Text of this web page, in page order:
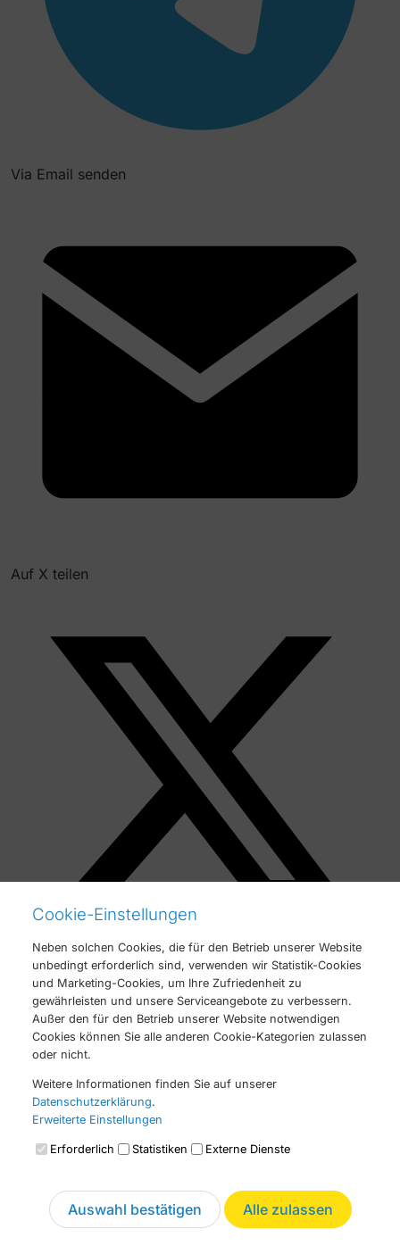
Via Email senden
Auf X teilen
Auf LinkedIn teilen
Cookie-Einstellungen
Neben solchen Cookies, die für den Betrieb unserer Website
unbedingt erforderlich sind, verwenden wir Statistik-Cookies
und Marketing-Cookies, um Ihre Zufriedenheit zu
gewährleisten und unsere Serviceangebote zu verbessern.
Außer den für den Betrieb unserer Website notwendigen
Cookies können Sie alle anderen Cookie-Kategorien zulassen
oder nicht.
Weitere Informationen finden Sie auf unserer
Datenschutzerklärung.
Erweiterte Einstellungen
Erforderlich Statistiken Externe Dienste
Auswahl bestätigen Alle zulassen